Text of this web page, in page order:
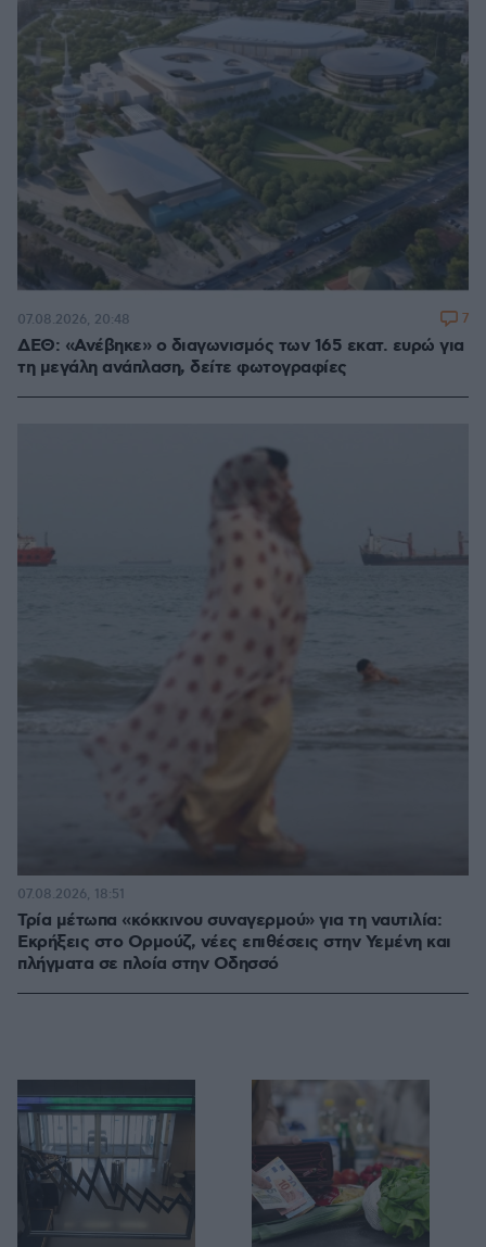
ΔΕΘ: «Ανέβηκε» ο διαγωνισμός των 165 εκατ. ευρώ για
τη μεγάλη ανάπλαση, δείτε φωτογραφίες
07.08.2026, 20:48 7
Τρία μέτωπα «κόκκινου συναγερμού» για τη ναυτιλία:
Εκρήξεις στο Ορμούζ, νέες επιθέσεις στην Υεμένη και
πλήγματα σε πλοία στην Οδησσό
07.08.2026, 18:51